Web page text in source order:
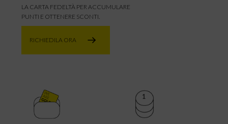
LA CARTA FEDELTÀ PER ACCUMULARE
PUNTI E OTTENERE SCONTI.
RICHIEDILA ORA